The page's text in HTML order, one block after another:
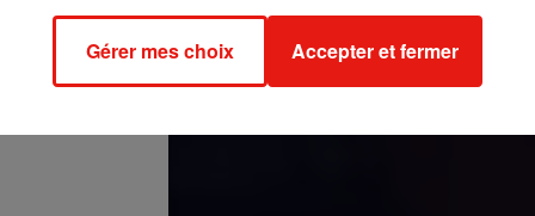
gâteau, et étais pathétique avec des régimes de merde
Et je m’aime. Et vous devriez vous aimer aussi (...)
la jeune femme qui a souffert de boulimie et qui s'est longtemps
l'alcool. Une belle preuve de body positivisme !
Gérer mes choix Accepter et fermer